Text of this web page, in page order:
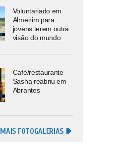
Voluntariado em
Almeirim para
jovens terem outra
visão do mundo
Café/restaurante
Sasha reabriu em
Abrantes
MAIS FOTOGALERIAS